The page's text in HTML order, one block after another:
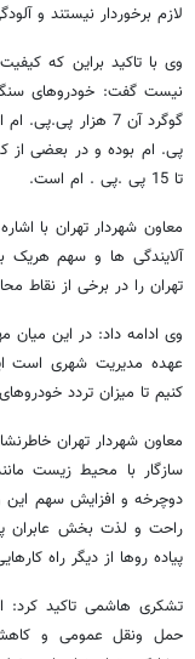
لازم برخوردار نیستند و
وی با تاکید براین که
نیست گفت: خودروهای
تا 15 پی .پی . ام است.
معاون شهردار تهران با
آلایندگی ها و سهم
تهران را در برخی از نقاط
وی ادامه داد: در این
عهده مدیریت شهری است
کنیم تا میزان تردد
معاون شهردار تهران
سازگار با محیط زیست
دوچرخه و افزایش سهم این
راحت و لذت ‌بخش عابران
پیاده ‌روها از دیگر راه
تشکری هاشمی تاکید کرد:
حمل ونقل عمومی و کاهش